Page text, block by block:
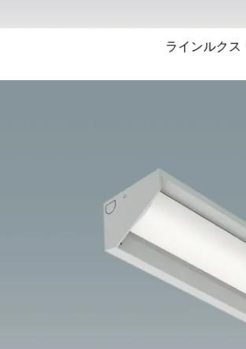
ラインルクス